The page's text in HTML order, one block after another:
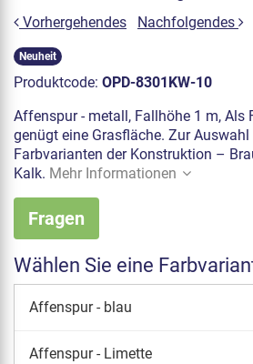
Vorhergehendes
Nachfolgendes
Neuheit
Produktcode: OPD-8301KW-10
Affenspur - metall, Fallhöhe 1 m, Als
genügt eine Grasfläche. Zur Auswahl
Farbvarianten der Konstruktion –
Kalk. Mehr Informationen
Fragen
Wählen Sie eine
Affenspur - blau
Affenspur - Limette